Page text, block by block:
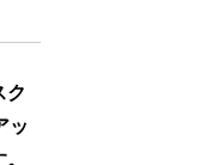
ク
ッ